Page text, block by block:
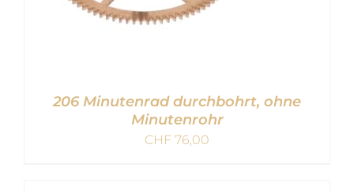
206 Minutenrad durchbohrt, ohne
Minutenrohr
CHF 76,00